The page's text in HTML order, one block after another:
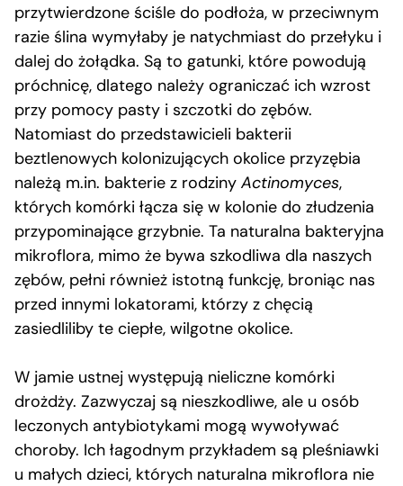
przytwierdzone ściśle do podłoża, w przeciwnym
razie ślina wymyłaby je natychmiast do przełyku i
dalej do żołądka. Są to gatunki, które powodują
próchnicę, dlatego należy ograniczać ich wzrost
przy pomocy pasty i szczotki do zębów.
Natomiast do przedstawicieli bakterii
beztlenowych kolonizujących okolice przyzębia
należą m.in. bakterie z rodziny Actinomyces,
których komórki łącza się w kolonie do złudzenia
przypominające grzybnie. Ta naturalna bakteryjna
mikroflora, mimo że bywa szkodliwa dla naszych
zębów, pełni również istotną funkcję, broniąc nas
przed innymi lokatorami, którzy z chęcią
zasiedliliby te ciepłe, wilgotne okolice.
W jamie ustnej występują nieliczne komórki
drożdży. Zazwyczaj są nieszkodliwe, ale u osób
leczonych antybiotykami mogą wywoływać
choroby. Ich łagodnym przykładem są pleśniawki
u małych dzieci, których naturalna mikroflora nie